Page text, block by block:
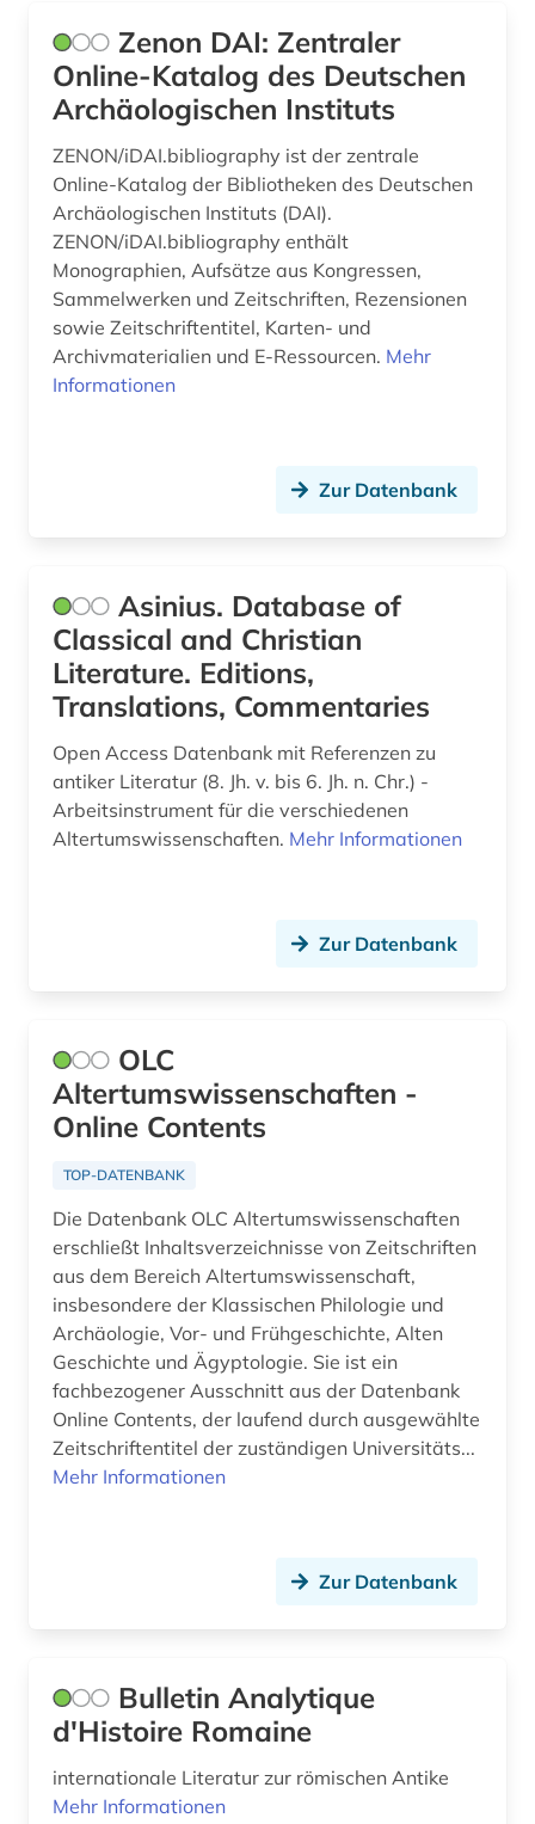
Zenon DAI: Zentraler
Online-Katalog des Deutschen
Archäologischen Instituts
ZENON/iDAI.bibliography ist der zentrale
Online-Katalog der Bibliotheken des Deutschen
Archäologischen Instituts (DAI).
ZENON/iDAI.bibliography enthält
Monographien, Aufsätze aus Kongressen,
Sammelwerken und Zeitschriften, Rezensionen
sowie Zeitschriftentitel, Karten- und
Archivmaterialien und E-Ressourcen. Mehr
Informationen
Zur Datenbank
Asinius. Database of
Classical and Christian
Literature. Editions,
Translations, Commentaries
Open Access Datenbank mit Referenzen zu
antiker Literatur (8. Jh. v. bis 6. Jh. n. Chr.) -
Arbeitsinstrument für die verschiedenen
Altertumswissenschaften. Mehr Informationen
Zur Datenbank
OLC
Altertumswissenschaften -
Online Contents
TOP-DATENBANK
Die Datenbank OLC Altertumswissenschaften
erschließt Inhaltsverzeichnisse von Zeitschriften
aus dem Bereich Altertumswissenschaft,
insbesondere der Klassischen Philologie und
Archäologie, Vor- und Frühgeschichte, Alten
Geschichte und Ägyptologie. Sie ist ein
fachbezogener Ausschnitt aus der Datenbank
Online Contents, der laufend durch ausgewählte
Zeitschriftentitel der zuständigen Universitäts...
Mehr Informationen
Zur Datenbank
Bulletin Analytique
d'Histoire Romaine
internationale Literatur zur römischen Antike
Mehr Informationen